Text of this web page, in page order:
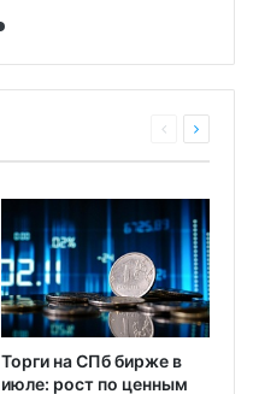
Торги на СПб бирже в
июле: рост по ценным